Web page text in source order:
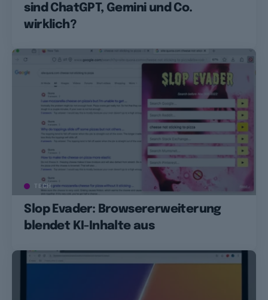
sind ChatGPT, Gemini und Co.
wirklich?
TECH
Slop Evader: Browsererweiterung
blendet KI-Inhalte aus